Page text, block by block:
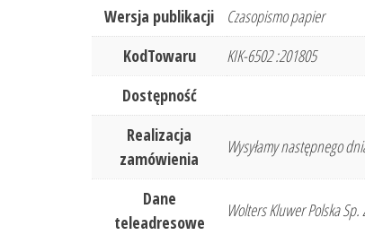
Wersja publikacji
Czasopismo papier
KodTowaru
KIK-6502 :201805
Dostępność
Realizacja
zamówienia
Wysyłamy następnego
Dane
teleadresowe
Wolters Kluwer Polska